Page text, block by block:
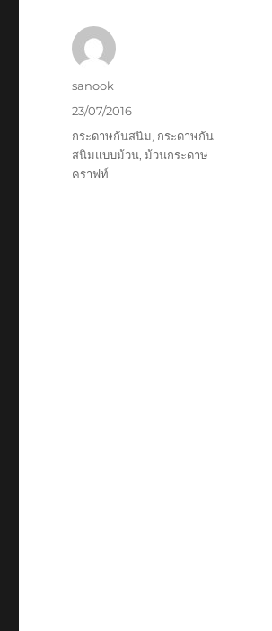
Author
sanook
Posted
23/07/2016
Tags
กระดาษกันสนิม, กระดาษกัน
สนิมแบบม้วน,ม้วนกระดาษ
คราฟท์